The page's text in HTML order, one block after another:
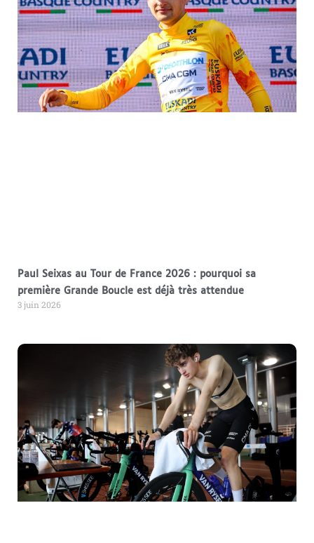
Paul Seixas au Tour de France 2026 : pourquoi sa
première Grande Boucle est déjà très attendue
3 juin 2026